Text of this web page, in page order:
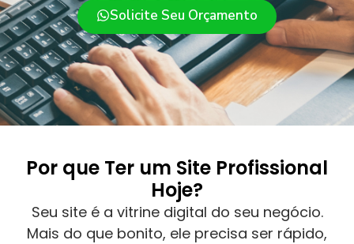
Solicite Seu Orçamento
Por que Ter um Site Profissional
Hoje?
Seu site é a vitrine digital do seu negócio.
Mais do que bonito, ele precisa ser rápido,